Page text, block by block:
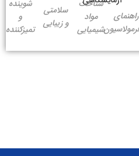
راهنمای
شناخت
مواد
شیمیایی
سلامتی
و زیبایی
شوینده
و
تمیزکننده